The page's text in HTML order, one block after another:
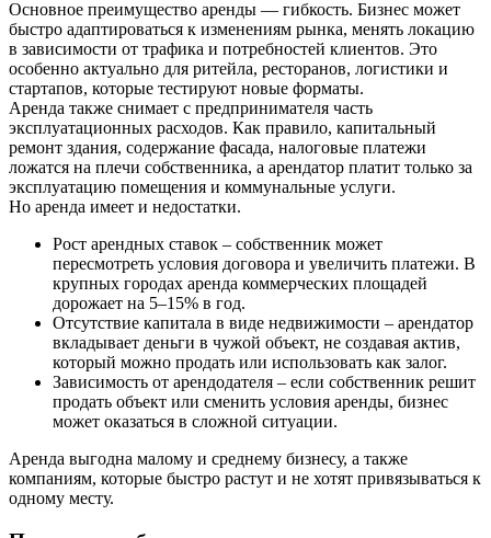
Основное преимущество аренды — гибкость. Бизнес может
быстро адаптироваться к изменениям рынка, менять локацию
в зависимости от трафика и потребностей клиентов. Это
особенно актуально для ритейла, ресторанов, логистики и
стартапов, которые тестируют новые форматы.
Аренда также снимает с предпринимателя часть
эксплуатационных расходов. Как правило, капитальный
ремонт здания, содержание фасада, налоговые платежи
ложатся на плечи собственника, а арендатор платит только за
эксплуатацию помещения и коммунальные услуги.
Но аренда имеет и недостатки.
Рост арендных ставок – собственник может
пересмотреть условия договора и увеличить платежи. В
крупных городах аренда коммерческих площадей
дорожает на 5–15% в год.
Отсутствие капитала в виде недвижимости – арендатор
вкладывает деньги в чужой объект, не создавая актив,
который можно продать или использовать как залог.
Зависимость от арендодателя – если собственник решит
продать объект или сменить условия аренды, бизнес
может оказаться в сложной ситуации.
Аренда выгодна малому и среднему бизнесу, а также
компаниям, которые быстро растут и не хотят привязываться к
одному месту.